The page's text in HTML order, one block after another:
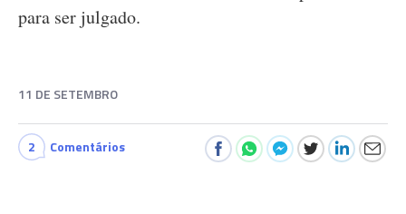
para ser julgado.
11 DE SETEMBRO
2 Comentários